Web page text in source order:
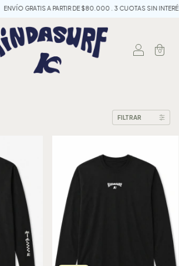
ENVÍO GRATIS A PARTIR DE $80.000 . 3 CUOTAS SIN
0
FILTRAR